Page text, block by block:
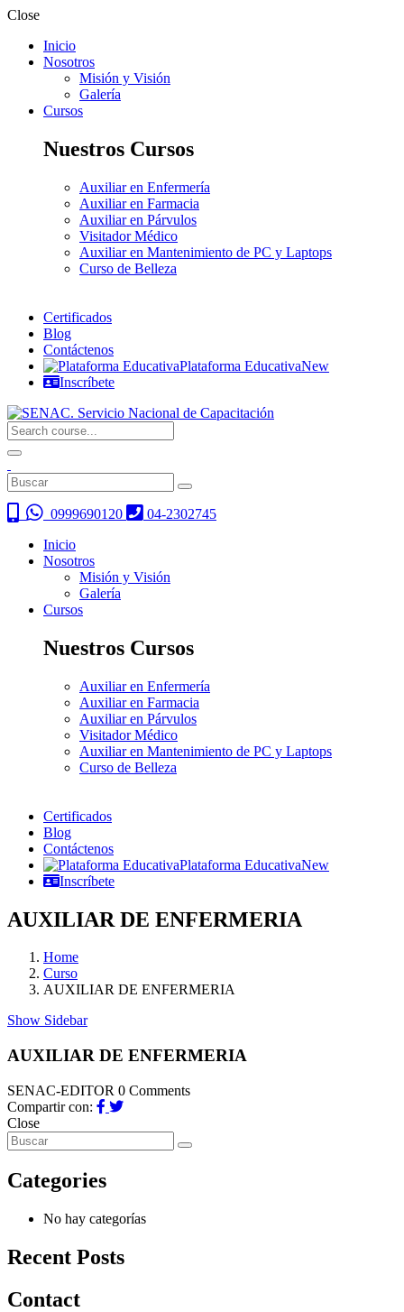
Close
Inicio
Nosotros
Misión y Visión
Galería
Cursos
Nuestros Cursos
Auxiliar en Enfermería
Auxiliar en Farmacia
Auxiliar en Párvulos
Visitador Médico
Auxiliar en Mantenimiento de PC y Laptops
Curso de Belleza
Certificados
Blog
Contáctenos
Plataforma EducativaNew
Inscríbete
0999690120
04-2302745
Inicio
Nosotros
Misión y Visión
Galería
Cursos
Nuestros Cursos
Auxiliar en Enfermería
Auxiliar en Farmacia
Auxiliar en Párvulos
Visitador Médico
Auxiliar en Mantenimiento de PC y Laptops
Curso de Belleza
Certificados
Blog
Contáctenos
Plataforma EducativaNew
Inscríbete
AUXILIAR DE ENFERMERIA
Home
Curso
AUXILIAR DE ENFERMERIA
Show Sidebar
AUXILIAR DE ENFERMERIA
SENAC-EDITOR 0 Comments
Compartir con:
Close
Categories
No hay categorías
Recent Posts
Contact